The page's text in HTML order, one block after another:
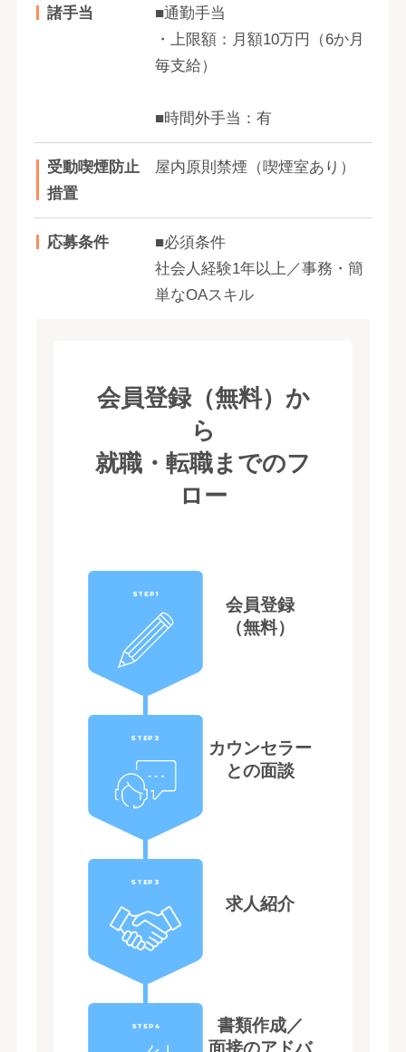
諸手当
■通勤手当
・上限額：月額10万円（6か月
毎支給）
■時間外手当：有
受動喫煙防止
措置
屋内原則禁煙（喫煙室あり）
応募条件
■必須条件
社会人経験1年以上／事務・簡
単なOAスキル
会員登録（無料）か
ら
就職・転職までのフ
ロー
STEP1
会員登録
（無料）
STEP2
カウンセラー
との面談
STEP3
求人紹介
STEP4
書類作成／
面接のアドバ